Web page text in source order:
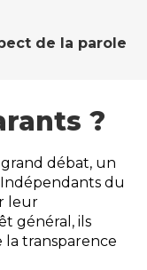
de la parole
?
débat, un
du
leur
général, ils
la transparence